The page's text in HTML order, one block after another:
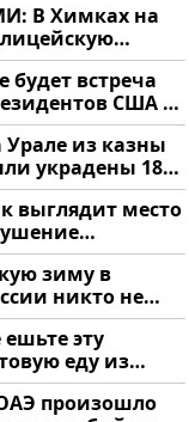
В Химках на
напали и
будет встреча
США и
Европа?
Урале из казны
украдены 18
рублей
выглядит место
на
смотреть
зиму в
никто не
как так?!
ешьте эту
еду из
список
произошло